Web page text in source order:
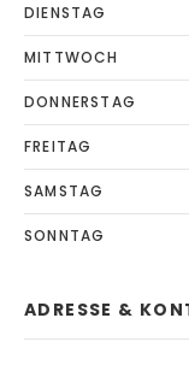
DIENSTAG
MITTWOCH
DONNERSTAG
FREITAG
SAMSTAG
SONNTAG
ADRESSE &